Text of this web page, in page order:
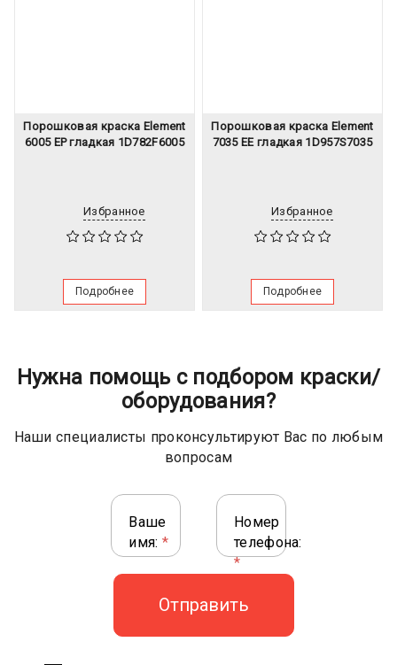
Порошковая краска Element
6005 EP гладкая 1D782F6005
Избранное
Подробнее
Порошковая краска Element
7035 EЕ гладкая 1D957S7035
Избранное
Подробнее
Нужна помощь с подбором краски/
оборудования?
Наши специалисты проконсультируют Вас по любым
вопросам
Ваше
имя: *
Номер
телефона:
*